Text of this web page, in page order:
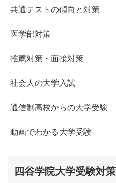
共通テストの傾向と対策
医学部対策
推薦対策・面接対策
社会人の大学入試
通信制高校からの大学受験
動画でわかる大学受験
四谷学院大学受験対